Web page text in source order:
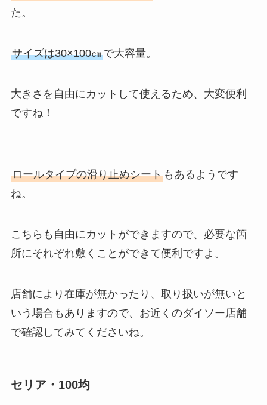
た。
サイズは30×100㎝で大容量。
大きさを自由にカットして使えるため、大変便利
ですね！
ロールタイプの滑り止めシートもあるようです
ね。
こちらも自由にカットができますので、必要な箇
所にそれぞれ敷くことができて便利ですよ。
店舗により在庫が無かったり、取り扱いが無いと
いう場合もありますので、お近くのダイソー店舗
で確認してみてくださいね。
セリア・100均